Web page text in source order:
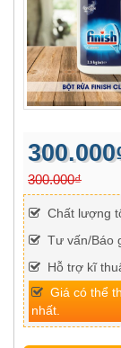
300.000₫
Chất lượng
Tư vấn/Báo
Hỗ trợ kĩ
Giá có thể
nhất.